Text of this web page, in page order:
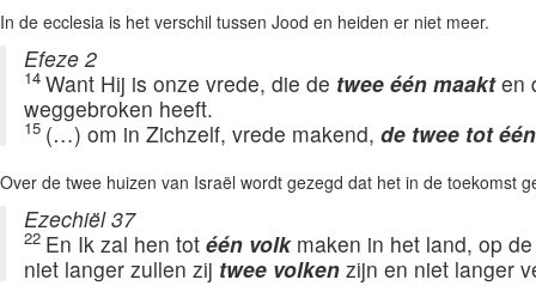
In de ecclesia is het verschil tussen Jood en heiden er niet meer.
Efeze 2
14 Want Hij is onze vrede, die de twee één maakt en
weggebroken heeft.
15 (…) om in Zichzelf, vrede makend, de twee tot
Over de twee huizen van Israël wordt gezegd dat het in de toekomst
Ezechiël 37
22 En Ik zal hen tot één volk maken in het land, op
niet langer zullen zij twee volken zijn en niet langer